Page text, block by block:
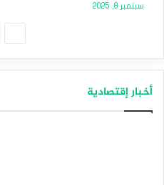
سبتمبر 8, 2025
أخبار إقتصادية